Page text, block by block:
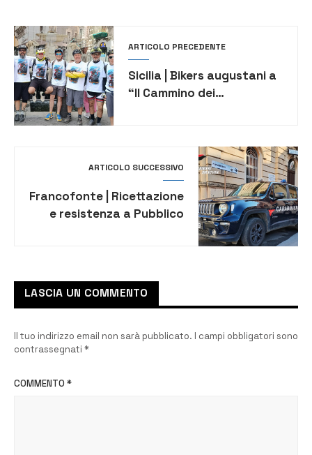
ARTICOLO PRECEDENTE
Sicilia | Bikers augustani a
“Il Cammino dei
ARTICOLO SUCCESSIVO
Francofonte | Ricettazione
e resistenza a Pubblico
LASCIA UN COMMENTO
Il tuo indirizzo email non sarà pubblicato. I campi obbligatori sono
contrassegnati *
COMMENTO *